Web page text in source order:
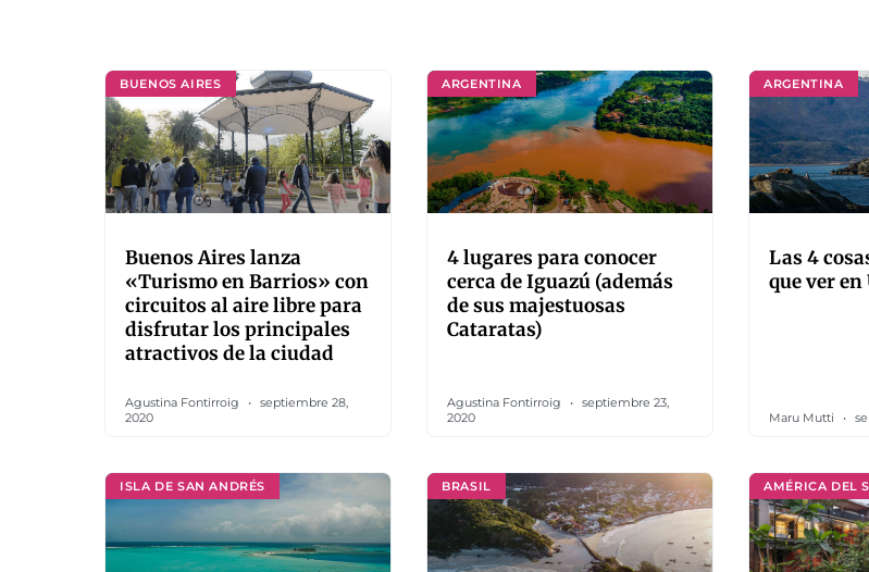
BUENOS AIRES
Buenos Aires lanza
«Turismo en Barrios» con
circuitos al aire libre para
disfrutar los principales
atractivos de la ciudad
Agustina Fontirroig
septiembre 28,
2020
ARGENTINA
4 lugares para conocer
cerca de Iguazú (además
de sus majestuosas
Cataratas)
Agustina Fontirroig
septiembre 23,
2020
ARGENTINA
Las 4
que ver
Maru Mutti
ISLA DE SAN ANDRÉS BRASIL AMÉRICA DEL